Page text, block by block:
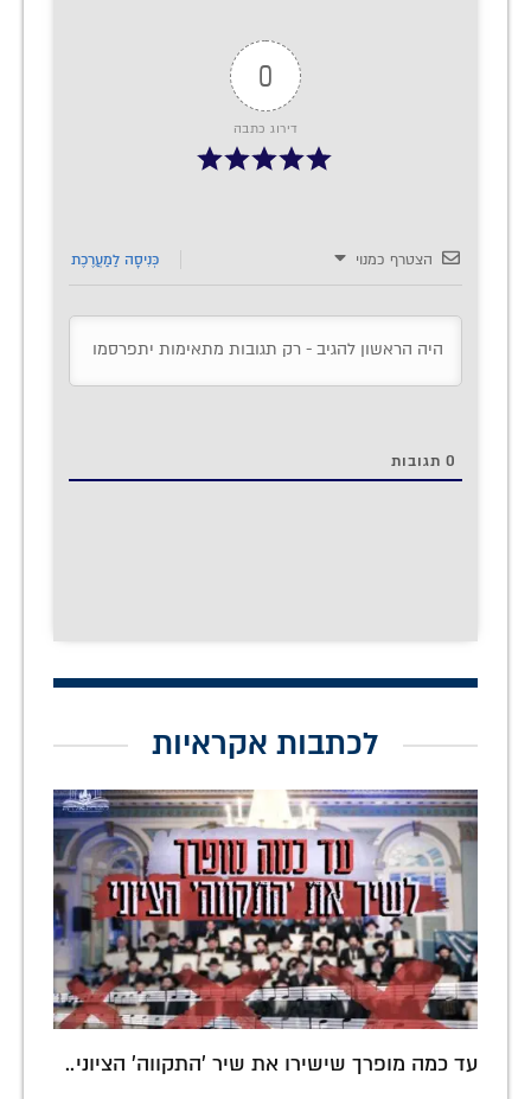
0
דירוג כתבה
הצטרף כמנוי כְּנִיסָה לַמַעֲרֶכֶת
0 תגובות
לכתבות אקראיות
עד כמה מופרך שישירו את שיר 'התקווה' הציוני..